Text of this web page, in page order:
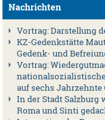
Nachrichten
Vortrag: Darstellung
KZ-Gedenkstätte
Gedenk- und
Vortrag:
auf sechs
In der Stadt Salzburg
Roma und Sinti